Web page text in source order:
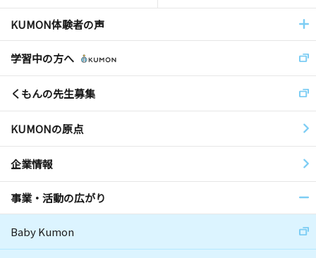
KUMON体験者の声
学習中の方へ
くもんの先生募集
KUMONの原点
企業情報
事業・活動の広がり
Baby Kumon